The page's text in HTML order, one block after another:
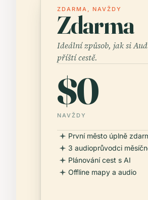
ZDARMA, NAVŽDY
Zdarma
Ideální způsob, jak si
příští cestě.
$0
NAVŽDY
První město úplně
3 audioprůvodci
Plánování cest s AI
Offline mapy a audio